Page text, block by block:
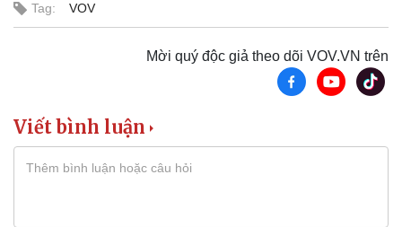
Pháp luật
Tag: VOV
Mời quý độc giả theo dõi VOV.VN trên
Viết bình luận